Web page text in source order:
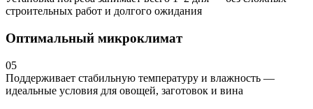
строительных работ и долгого ожидания
Оптимальный микроклимат
05
Поддерживает стабильную температуру и влажность —
идеальные условия для овощей, заготовок и вина